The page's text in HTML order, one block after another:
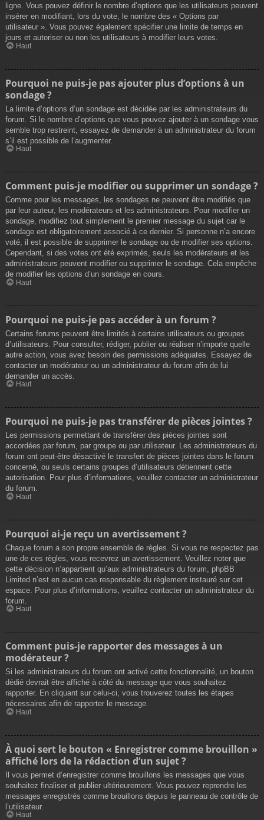
ligne. Vous pouvez définir le nombre d’options que les utilisateurs peuvent
insérer en modifiant, lors du vote, le nombre des « Options par
utilisateur ». Vous pouvez également spécifier une limite de temps en
jours et autoriser ou non les utilisateurs à modifier leurs votes.
Haut
Pourquoi ne puis-je pas ajouter plus d’options à un
sondage ?
La limite d’options d’un sondage est décidée par les administrateurs du
forum. Si le nombre d’options que vous pouvez ajouter à un sondage vous
semble trop restreint, essayez de demander à un administrateur du forum
s’il est possible de l’augmenter.
Haut
Comment puis-je modifier ou supprimer un sondage ?
Comme pour les messages, les sondages ne peuvent être modifiés que
par leur auteur, les modérateurs et les administrateurs. Pour modifier un
sondage, modifiez tout simplement le premier message du sujet car le
sondage est obligatoirement associé à ce dernier. Si personne n’a encore
voté, il est possible de supprimer le sondage ou de modifier ses options.
Cependant, si des votes ont été exprimés, seuls les modérateurs et les
administrateurs peuvent modifier ou supprimer le sondage. Cela empêche
de modifier les options d’un sondage en cours.
Haut
Pourquoi ne puis-je pas accéder à un forum ?
Certains forums peuvent être limités à certains utilisateurs ou groupes
d’utilisateurs. Pour consulter, rédiger, publier ou réaliser n’importe quelle
autre action, vous avez besoin des permissions adéquates. Essayez de
contacter un modérateur ou un administrateur du forum afin de lui
demander un accès.
Haut
Pourquoi ne puis-je pas transférer de pièces jointes ?
Les permissions permettant de transférer des pièces jointes sont
accordées par forum, par groupe ou par utilisateur. Les administrateurs du
forum ont peut-être désactivé le transfert de pièces jointes dans le forum
concerné, ou seuls certains groupes d’utilisateurs détiennent cette
autorisation. Pour plus d’informations, veuillez contacter un administrateur
du forum.
Haut
Pourquoi ai-je reçu un avertissement ?
Chaque forum a son propre ensemble de règles. Si vous ne respectez pas
une de ces règles, vous recevrez un avertissement. Veuillez noter que
cette décision n’appartient qu’aux administrateurs du forum, phpBB
Limited n’est en aucun cas responsable du règlement instauré sur cet
espace. Pour plus d’informations, veuillez contacter un administrateur du
forum.
Haut
Comment puis-je rapporter des messages à un
modérateur ?
Si les administrateurs du forum ont activé cette fonctionnalité, un bouton
dédié devrait être affiché à côté du message que vous souhaitez
rapporter. En cliquant sur celui-ci, vous trouverez toutes les étapes
nécessaires afin de rapporter le message.
Haut
À quoi sert le bouton « Enregistrer comme brouillon »
affiché lors de la rédaction d’un sujet ?
Il vous permet d’enregistrer comme brouillons les messages que vous
souhaitez finaliser et publier ultérieurement. Vous pouvez reprendre les
messages enregistrés comme brouillons depuis le panneau de contrôle de
l’utilisateur.
Haut